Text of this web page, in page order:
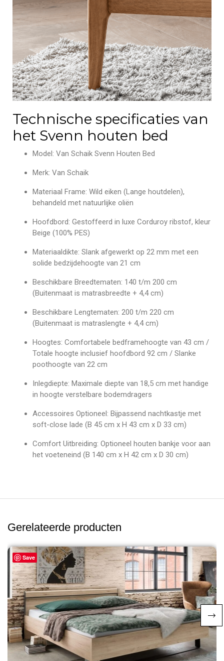
Technische specificaties van
het Svenn houten bed
Model: Van Schaik Svenn Houten Bed
Merk: Van Schaik
Materiaal Frame: Wild eiken (Lange houtdelen),
behandeld met natuurlijke oliën
Hoofdbord: Gestoffeerd in luxe Corduroy ribstof, kleur
Beige (100% PES)
Materiaaldikte: Slank afgewerkt op 22 mm met een
solide bedzijdehoogte van 21 cm
Beschikbare Breedtematen: 140 t/m 200 cm
(Buitenmaat is matrasbreedte + 4,4 cm)
Beschikbare Lengtematen: 200 t/m 220 cm
(Buitenmaat is matraslengte + 4,4 cm)
Hoogtes: Comfortabele bedframehoogte van 43 cm /
Totale hoogte inclusief hoofdbord 92 cm / Slanke
poothoogte van 22 cm
Inlegdiepte: Maximale diepte van 18,5 cm met handige
in hoogte verstelbare bodemdragers
Accessoires Optioneel: Bijpassend nachtkastje met
soft-close lade (B 45 cm x H 43 cm x D 33 cm)
Comfort Uitbreiding: Optioneel houten bankje voor aan
het voeteneind (B 140 cm x H 42 cm x D 30 cm)
Gerelateerde producten
Save